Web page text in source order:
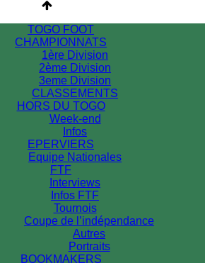
TOGO FOOT
CHAMPIONNATS
1ère Division
2ème Division
3eme Division
CLASSEMENTS
HORS DU TOGO
Week-end
Infos
EPERVIERS
Equipe Nationales
FTF
Interviews
Infos FTF
Tournois
Coupe de l’indépendance
Autres
Portraits
BOOKMAKERS